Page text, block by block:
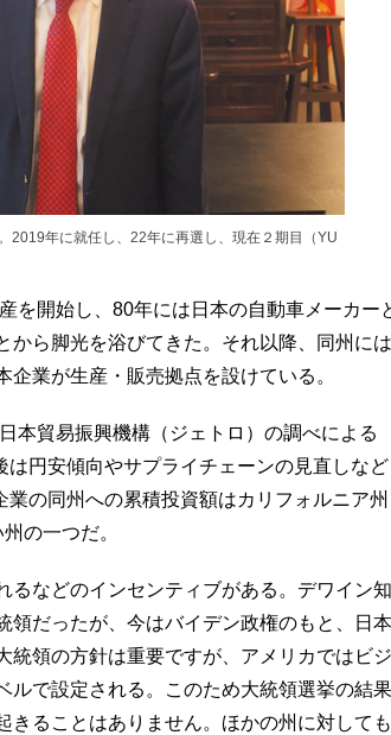
2019年に就任し、22年に再選し、現在２期目（YU
開始し、80年には日本の自動車メーカー
から脚光を浴びてきた。それ以降、同州には
業が生産・販売拠点を設けている。
貿易振興機構（ジェトロ）の調べによる
円安傾向やサプライチェーンの見直しなど
の同州への累積投資額はカリフォルニア州
の一つだ。
などのインセンティブがある。デワイン知
領だったが、今はバイデン政権のもと、日本
統領の方針は重要ですが、アメリカではビジ
ルで設定される。このため大統領選挙の結果
きることはありません。ほかの州に対しても